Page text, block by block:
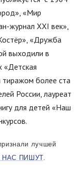
«Мир
журнал XXI век»,
«Дружба
выходили в
«Детская
тиражом более ста
России, лауреат
для детей «Наш
лучшей
НАС ПИШУТ.